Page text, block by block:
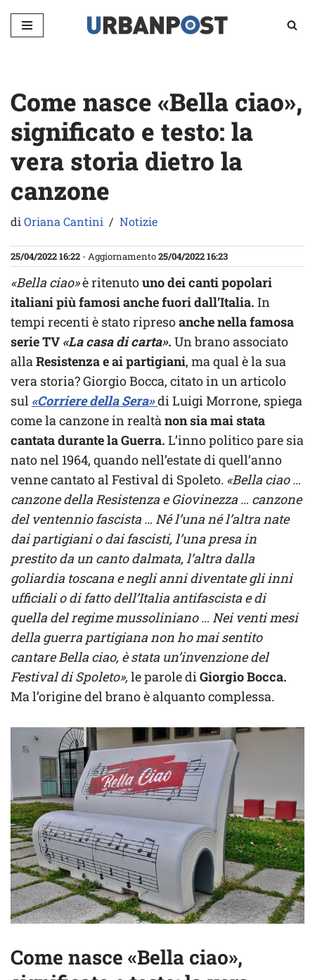
Vai
Come nasce «Bella ciao»,
significato e testo: la
vera storia dietro la
canzone
diOriana Cantini Notizie
25/04/2022 16:22 - Aggiornamento25/04/2022 16:23
«Bella ciao»è ritenutouno dei canti popolari
italiani più famosi anche fuori dall’Italia. In
tempi recenti è stato ripresoanche nella famosa
serie TV«La casa di carta». Un brano associato
allaResistenza e ai partigiani, ma qual è la sua
vera storia? Giorgio Bocca, citato in un articolo
sul «Corriere della Sera»di Luigi Morrone, spiega
come la canzone in realtànon sia mai stata
cantata durante la Guerra. L’inno politico pare sia
nato nel 1964, quando nell’estate di quell’anno
venne cantato al Festival di Spoleto. «Bella ciao …
canzone della Resistenza e Giovinezza … canzone
del ventennio fascista … Né l’una né l’altra nate
dai partigiani o dai fascisti, l’una presa in
prestito da un canto dalmata, l’altra dalla
goliardia toscana e negli anni diventate gli inni
ufficiali o di fatto dell’Italia antifascista e di
quella del regime mussoliniano … Nei venti mesi
della guerra partigiana non ho mai sentito
cantare Bella ciao, è stata un’invenzione del
Festival di Spoleto»,le parole diGiorgio Bocca.
Ma l’origine del brano è alquanto complessa.
Come nasce «Bella ciao»,